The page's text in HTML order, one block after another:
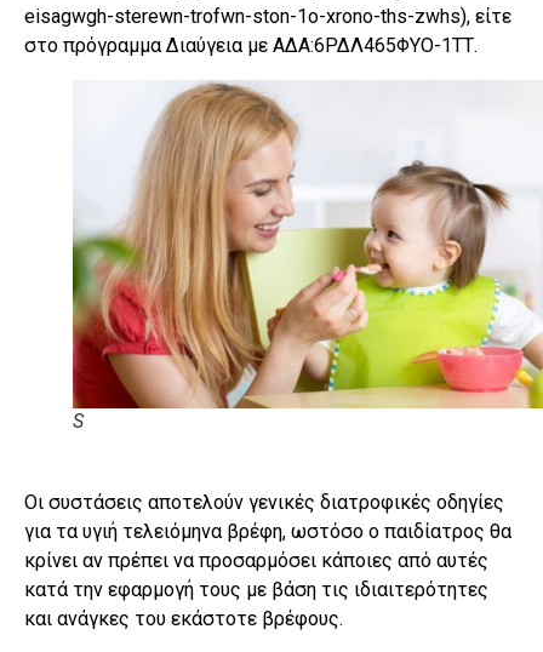
eisagwgh-sterewn-trofwn-ston-1o-xrono-ths-zwhs), είτε
στο πρόγραμμα Διαύγεια με ΑΔΑ:6ΡΔΛ465ΦΥΟ-1ΤΤ.
S
Οι συστάσεις αποτελούν γενικές διατροφικές οδηγίες
για τα υγιή τελειόμηνα βρέφη, ωστόσο ο παιδίατρος θα
κρίνει αν πρέπει να προσαρμόσει κάποιες από αυτές
κατά την εφαρμογή τους με βάση τις ιδιαιτερότητες
και ανάγκες του εκάστοτε βρέφους.